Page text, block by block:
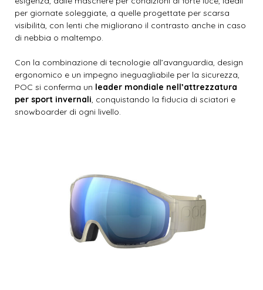
per giornate soleggiate, a quelle progettate per scarsa
visibilità, con lenti che migliorano il contrasto anche in caso
di nebbia o maltempo.
Con la combinazione di tecnologie all’avanguardia, design
ergonomico e un impegno ineguagliabile per la sicurezza,
POC si conferma un leader mondiale nell’attrezzatura
per sport invernali, conquistando la fiducia di sciatori e
snowboarder di ogni livello.